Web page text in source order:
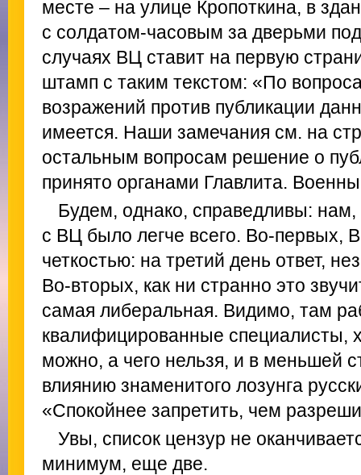
месте – на улице Кропоткина, в
с солдатом-часовым за дверьми
случаях ВЦ ставит на первую
штамп с таким текстом: «По
возражений против публикации
имеется. Наши замечания см. на
остальным вопросам решение о
принято органами Главлита.
Будем, однако, справедливы:
с ВЦ было легче всего. Во-первых,
четкостью: на третий день ответ,
Во-вторых, как ни странно это
самая либеральная. Видимо, там
квалифицированные специалисты,
можно, а чего нельзя, и в меньшей
влиянию знаменитого лозунга
«Спокойнее запретить, чем
Увы, список цензур не
минимум, еще две.